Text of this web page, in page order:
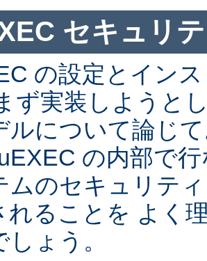
セキュリ
の設定とイン
ず実装しようと
ルについて論じ
の内部で
ムのセキュリテ
れることを よく
ょう。